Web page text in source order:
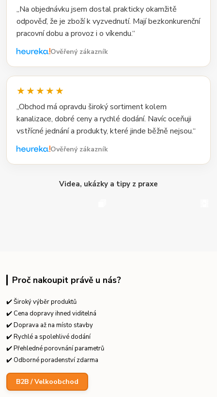
„Na objednávku jsem dostal prakticky okamžitě
odpověď, že je zboží k vyzvednutí. Mají bezkonkurenční
pracovní dobu a provoz i o víkendu.“
Ověřený zákazník
★★★★★
„Obchod má opravdu široký sortiment kolem
kanalizace, dobré ceny a rychlé dodání. Navíc oceňuji
vstřícné jednání a produkty, které jinde běžně nejsou.“
Ověřený zákazník
Videa, ukázky a tipy z praxe
Proč nakoupit právě u nás?
✔️ Široký výběr produktů
✔️ Cena dopravy ihned viditelná
✔️ Doprava až na místo stavby
✔️ Rychlé a spolehlivé dodání
✔️ Přehledné porovnání parametrů
✔️ Odborné poradenství zdarma
B2B / Velkoobchod